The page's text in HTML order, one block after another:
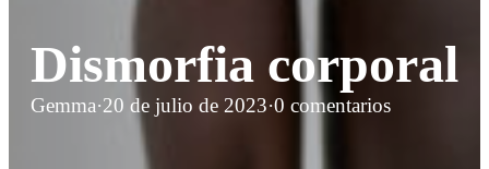
Dismorfia corporal
Gemma·20 de julio de 2023·0 comentarios